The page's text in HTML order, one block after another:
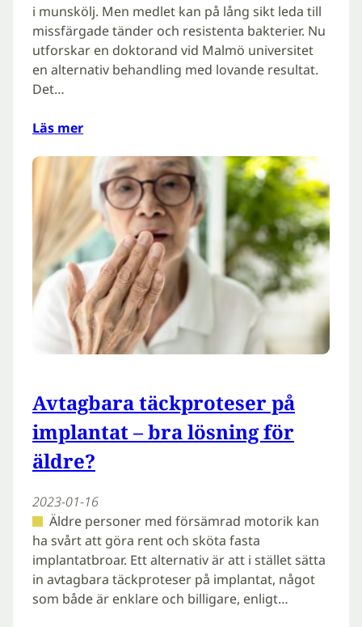
i munskölj. Men medlet kan på lång sikt leda till
missfärgade tänder och resistenta bakterier. Nu
utforskar en doktorand vid Malmö universitet
en alternativ behandling med lovande resultat.
Det…
Läs mer
Avtagbara täckproteser på
implantat – bra lösning för
äldre?
2023-01-16
Äldre personer med försämrad motorik kan
ha svårt att göra rent och sköta fasta
implantatbroar. Ett alternativ är att i stället sätta
in avtagbara täckproteser på implantat, något
som både är enklare och billigare, enligt…